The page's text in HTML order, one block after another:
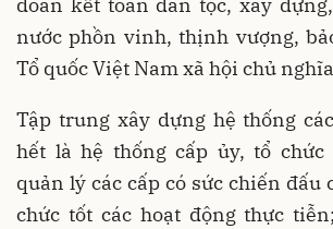
đoàn kết toàn dân tộc, xây
nước phồn vinh, thịnh vượng,
Tổ quốc Việt Nam xã hội chủ
Tập trung xây dựng hệ thống
hết là hệ thống cấp ủy, tổ chức
quản lý các cấp có sức chiến đấu
chức tốt các hoạt động thực